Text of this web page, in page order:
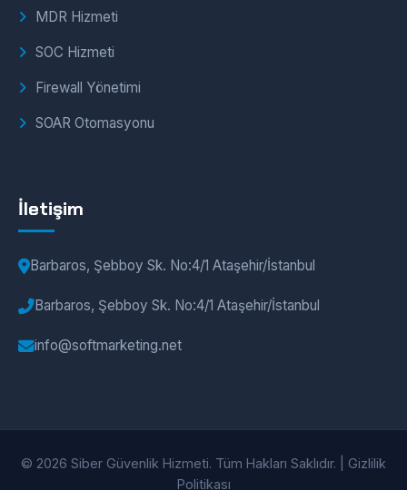
MDR Hizmeti
SOC Hizmeti
Firewall Yönetimi
SOAR Otomasyonu
İletişim
Barbaros, Şebboy Sk. No:4/1 Ataşehir/İstanbul
Barbaros, Şebboy Sk. No:4/1 Ataşehir/İstanbul
info@softmarketing.net
© 2026 Siber Güvenlik Hizmeti. Tüm Hakları Saklıdır. | Gizlilik
Politikası